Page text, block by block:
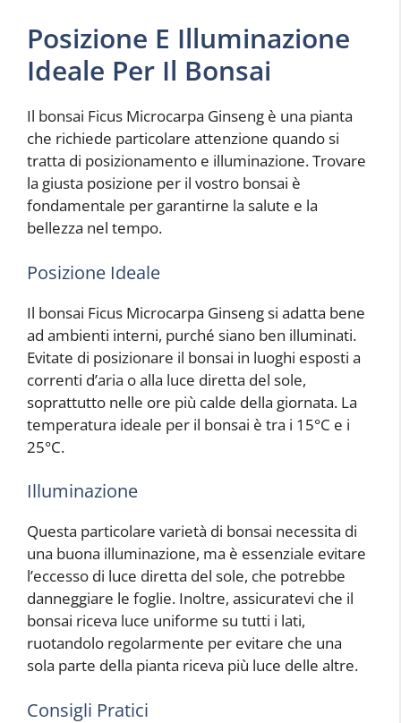
Posizione E Illuminazione
Ideale Per Il Bonsai
Il bonsai Ficus Microcarpa Ginseng è una pianta
che richiede particolare attenzione quando si
tratta di posizionamento e illuminazione. Trovare
la giusta posizione per il vostro bonsai è
fondamentale per garantirne la salute e la
bellezza nel tempo.
Posizione Ideale
Il bonsai Ficus Microcarpa Ginseng si adatta bene
ad ambienti interni, purché siano ben illuminati.
Evitate di posizionare il bonsai in luoghi esposti a
correnti d’aria o alla luce diretta del sole,
soprattutto nelle ore più calde della giornata. La
temperatura ideale per il bonsai è tra i 15°C e i
25°C.
Illuminazione
Questa particolare varietà di bonsai necessita di
una buona illuminazione, ma è essenziale evitare
l’eccesso di luce diretta del sole, che potrebbe
danneggiare le foglie. Inoltre, assicuratevi che il
bonsai riceva luce uniforme su tutti i lati,
ruotandolo regolarmente per evitare che una
sola parte della pianta riceva più luce delle altre.
Consigli Pratici